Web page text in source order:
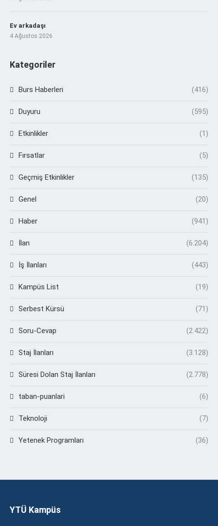
Ev arkadaşı
4 Ağustos 2026
Kategoriler
Burs Haberleri (416)
Duyuru (595)
Etkinlikler (1)
Fırsatlar (5)
Geçmiş Etkinlikler (135)
Genel (20)
Haber (941)
İlan (6.204)
İş İlanları (443)
Kampüs List (19)
Serbest Kürsü (71)
Soru-Cevap (2.422)
Staj İlanları (3.128)
Süresi Dolan Staj İlanları (2.778)
taban-puanlari (6)
Teknoloji (7)
Yetenek Programları (36)
YTÜ Kampüs